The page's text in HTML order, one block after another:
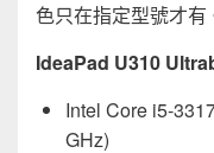
色只在指定型號才有
IdeaPad U310
Intel Core i5-
GHz)